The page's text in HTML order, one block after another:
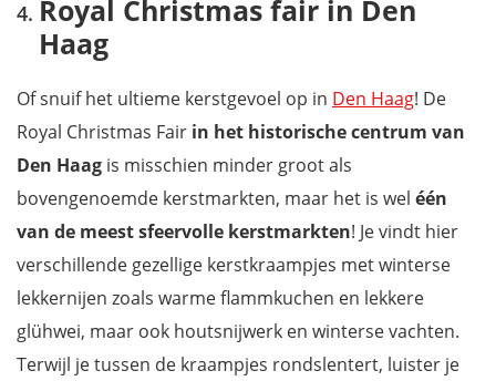
Royal Christmas fair in Den
Haag
Of snuif het ultieme kerstgevoel op in Den Haag! De
Royal Christmas Fair in het historische centrum van
Den Haag is misschien minder groot als
bovengenoemde kerstmarkten, maar het is wel één
van de meest sfeervolle kerstmarkten! Je vindt hier
verschillende gezellige kerstkraampjes met winterse
lekkernijen zoals warme flammkuchen en lekkere
glühwei, maar ook houtsnijwerk en winterse vachten.
Terwijl je tussen de kraampjes rondslentert, luister je